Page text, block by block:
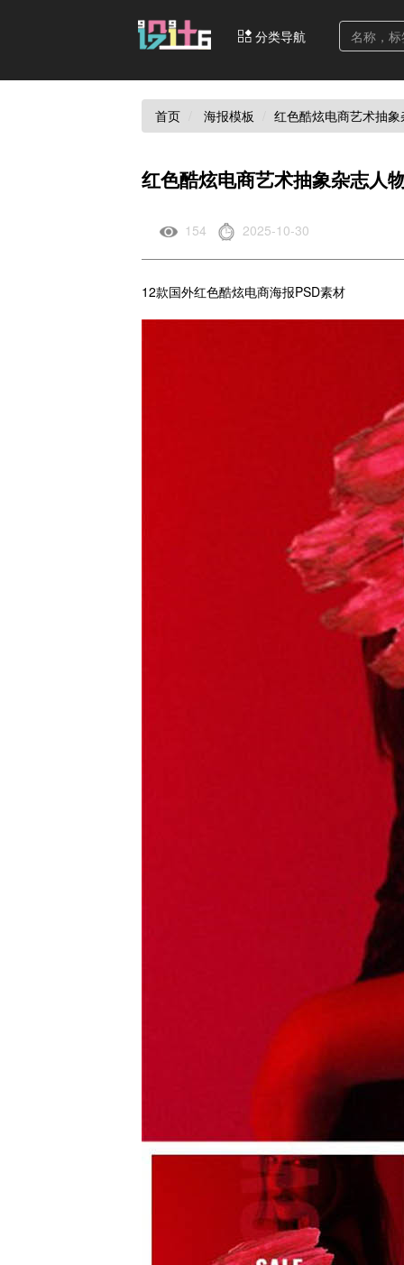
分类导航
首页 海报模板 红色酷炫电商艺术抽
红色酷炫电商艺术抽象杂志人
154 2025-10-30
12款国外红色酷炫电商海报PSD素材